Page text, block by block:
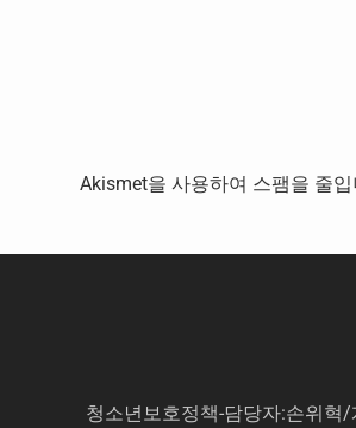
Akismet을 사용하여 스팸을 줄입
청소년보호정책-담당자:손위혁/